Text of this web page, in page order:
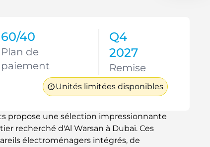
60/40
Plan de
paiement
Q4
2027
Remise
Unités limitées disponibles
propose une sélection impressionnante
recherché d'Al Warsan à Dubaï. Ces
électroménagers intégrés, de